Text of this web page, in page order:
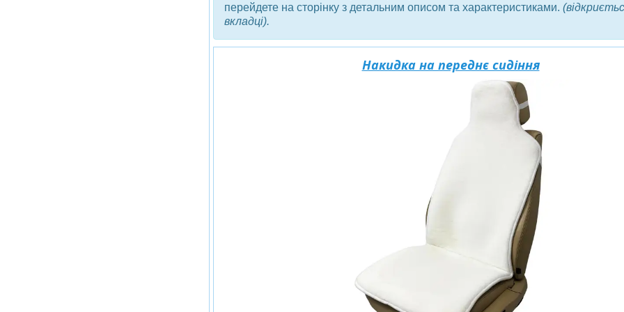
перейдете на сторінку з детальним описом та характеристиками.
вкладці).
Накидка на переднє сидіння